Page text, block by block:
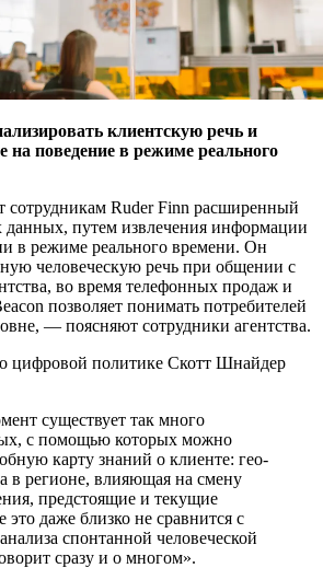
клиентскую речь и
поведение в режиме реального
сотрудникам Ruder Finn расширенный
данных, путем извлечения информации
в режиме реального времени. Он
человеческую речь при общении с
во время телефонных продаж и
позволяет понимать потребителей
— поясняют сотрудники агентства.
цифровой политике Скотт Шнайдер
существует так много
с помощью которых можно
карту знаний о клиенте: гео-
в регионе, влияющая на смену
предстоящие и текущие
это даже близко не сравнится с
спонтанной человеческой
сразу и о многом».